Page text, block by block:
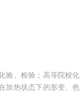
验、检验；高等院校
加热状态下的形变、